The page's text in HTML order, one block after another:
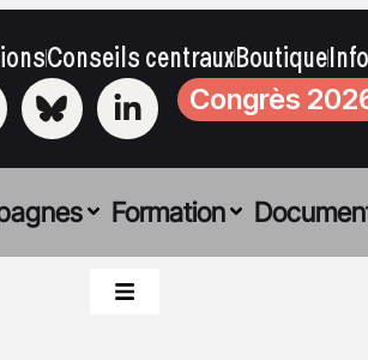
Conseils centrauxBoutique
Congrès
Formation